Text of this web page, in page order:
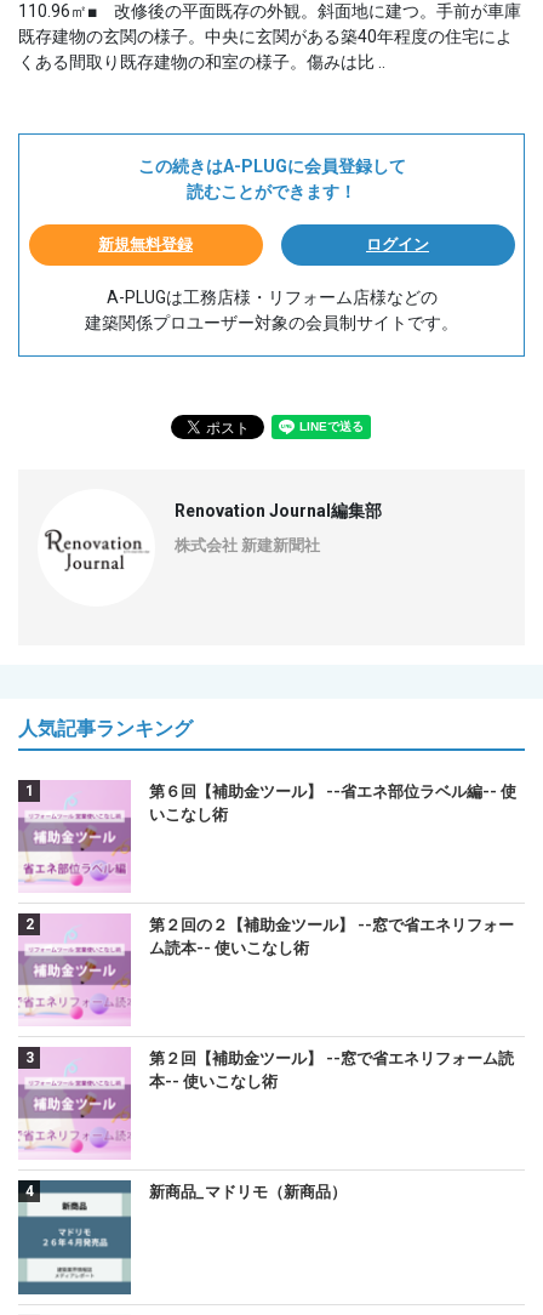
110.96㎡■ 改修後の平面既存の外観。斜面地に建つ。手前が車庫
既存建物の玄関の様子。中央に玄関がある築40年程度の住宅によ
くある間取り既存建物の和室の様子。傷みは比 ..
この続きはA-PLUGに会員登録して
読むことができます！
新規無料登録 ログイン
A-PLUGは工務店様・リフォーム店様などの
建築関係プロユーザー対象の会員制サイトです。
Renovation Journal編集部
株式会社 新建新聞社
人気記事ランキング
第６回【補助金ツール】 --省エネ部位ラベル編-- 使
いこなし術
第２回の２【補助金ツール】 --窓で省エネリフォー
ム読本-- 使いこなし術
第２回【補助金ツール】 --窓で省エネリフォーム読
本-- 使いこなし術
新商品_マドリモ（新商品）